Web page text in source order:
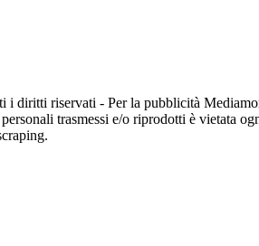
diritti riservati - Per la pubblicità
trasmessi e/o riprodotti è vietata